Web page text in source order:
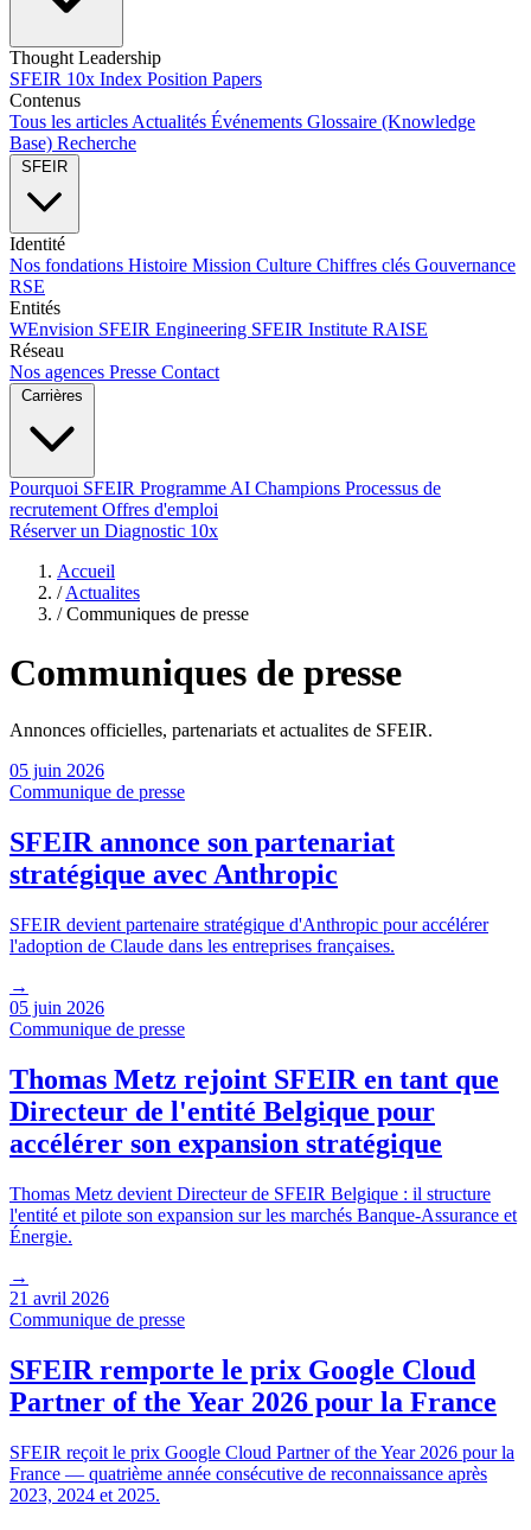
Thought Leadership
SFEIR 10x Index Position Papers
Contenus
Tous les articles Actualités Événements Glossaire (Knowledge
Base) Recherche
SFEIR
Identité
Nos fondations Histoire Mission Culture Chiffres clés Gouvernance
RSE
Entités
WEnvision SFEIR Engineering SFEIR Institute RAISE
Réseau
Nos agences Presse Contact
Carrières
Pourquoi SFEIR Programme AI Champions Processus de
recrutement Offres d'emploi
Réserver un Diagnostic 10x
Accueil
/ Actualites
/ Communiques de presse
Communiques de presse
Annonces officielles, partenariats et actualites de SFEIR.
05 juin 2026
Communique de presse
SFEIR annonce son partenariat
stratégique avec Anthropic
SFEIR devient partenaire stratégique d'Anthropic pour accélérer
l'adoption de Claude dans les entreprises françaises.
→
05 juin 2026
Communique de presse
Thomas Metz rejoint SFEIR en tant que
Directeur de l'entité Belgique pour
accélérer son expansion stratégique
Thomas Metz devient Directeur de SFEIR Belgique : il structure
l'entité et pilote son expansion sur les marchés Banque-Assurance et
Énergie.
→
21 avril 2026
Communique de presse
SFEIR remporte le prix Google Cloud
Partner of the Year 2026 pour la France
SFEIR reçoit le prix Google Cloud Partner of the Year 2026 pour la
France — quatrième année consécutive de reconnaissance après
2023, 2024 et 2025.